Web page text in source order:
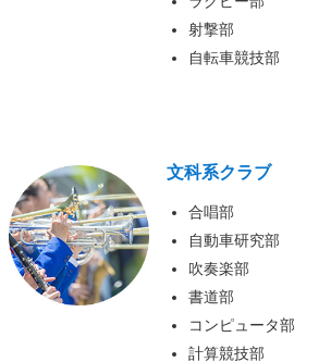
射撃部
自転車競技部
文科系クラブ
合唱部
自動車研究部
吹奏楽部
書道部
コンピュータ部
計算競技部